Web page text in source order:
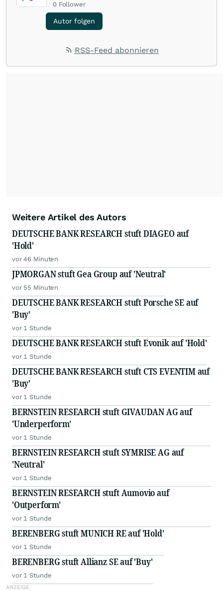
0 Follower
Autor folgen
RSS-Feed abonnieren
Weitere Artikel des Autors
DEUTSCHE BANK RESEARCH stuft DIAGEO auf
'Hold'
vor 46 Minuten
JPMORGAN stuft Gea Group auf 'Neutral'
vor 55 Minuten
DEUTSCHE BANK RESEARCH stuft Porsche SE auf
'Buy'
vor 1 Stunde
DEUTSCHE BANK RESEARCH stuft Evonik auf 'Hold'
vor 1 Stunde
DEUTSCHE BANK RESEARCH stuft CTS EVENTIM auf
'Buy'
vor 1 Stunde
BERNSTEIN RESEARCH stuft GIVAUDAN AG auf
'Underperform'
vor 1 Stunde
BERNSTEIN RESEARCH stuft SYMRISE AG auf
'Neutral'
vor 1 Stunde
BERNSTEIN RESEARCH stuft Aumovio auf
'Outperform'
vor 1 Stunde
BERENBERG stuft MUNICH RE auf 'Hold'
vor 1 Stunde
BERENBERG stuft Allianz SE auf 'Buy'
vor 1 Stunde